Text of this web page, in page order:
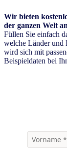
Wir bieten
der ganzen Welt
Füllen Sie einfach
welche Länder und
wird sich mit
Beispieldaten bei